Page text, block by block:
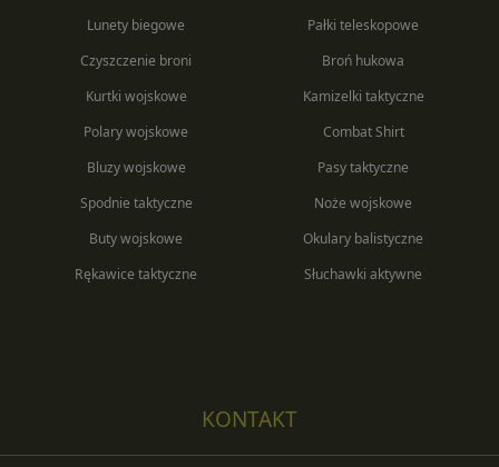
Lunety biegowe
Czyszczenie broni
Pałki teleskopowe
Broń hukowa
Kurtki wojskowe
Polary wojskowe
Bluzy wojskowe
Kamizelki taktyczne
Combat Shirt
Pasy taktyczne
Spodnie taktyczne
Buty wojskowe
Rękawice taktyczne
Noże wojskowe
Okulary balistyczne
Słuchawki aktywne
KONTAKT